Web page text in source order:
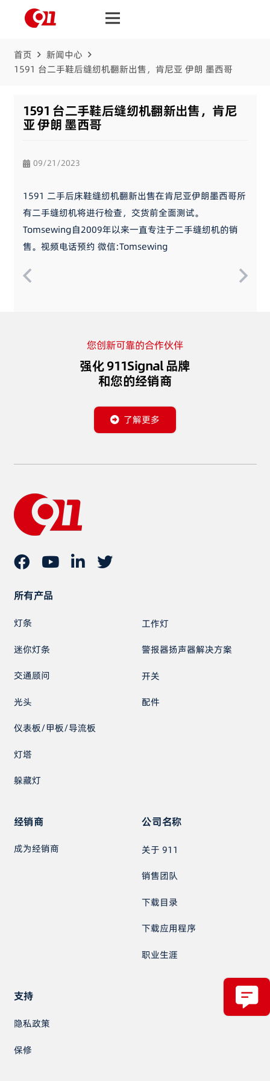
首页
新闻中心
1591 台二手鞋后缝纫机翻新出售，肯尼亚 伊朗 墨西哥
1591 台二手鞋后缝纫机翻新出售，肯尼
亚 伊朗 墨西哥
09/21/2023
1591 二手后床鞋缝纫机翻新出售在肯尼亚伊朗墨西哥所
有二手缝纫机将进行检查，交货前全面测试。
Tomsewing自2009年以来一直专注于二手缝纫机的销
售。视频电话预约 微信:Tomsewing
您创新可靠的合作伙伴
强化 911Signal 品牌
和您的经销商
了解更多
所有产品
灯条
迷你灯条
交通顾问
光头
仪表板/甲板/导流板
灯塔
躲藏灯
工作灯
警报器扬声器解决方案
开关
配件
经销商
成为经销商
公司名称
关于 911
销售团队
下载目录
下载应用程序
职业生涯
支持
隐私政策
保修